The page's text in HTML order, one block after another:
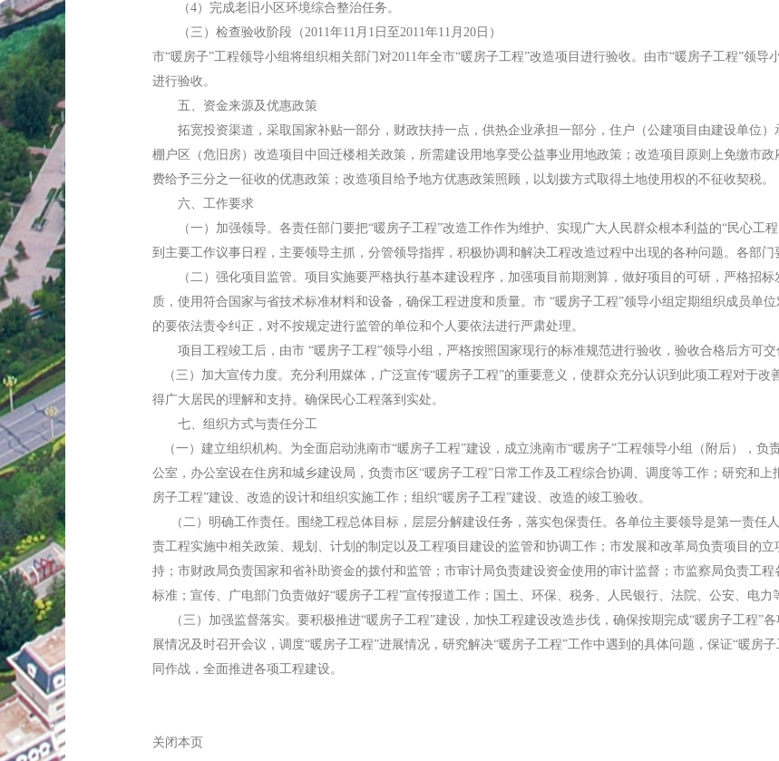
（4）完成老旧小区环境综合整治任务。
（三）检查验收阶段（2011年11月1日至2011年11月20日）
市“暖房子”工程领导小组将组织相关部门对2011年全市“暖房子工程”改造项目进行验收。由市“暖房子工程”领
进行验收。
五、资金来源及优惠政策
拓宽投资渠道，采取国家补贴一部分，财政扶持一点，供热企业承担一部分，住户（公建项目由建设单位）
棚户区（危旧房）改造项目中回迁楼相关政策，所需建设用地享受公益事业用地政策；改造项目原则上免缴市
费给予三分之一征收的优惠政策；改造项目给予地方优惠政策照顾，以划拨方式取得土地使用权的不征收契税。
六、工作要求
（一）加强领导。各责任部门要把“暖房子工程”改造工作作为维护、实现广大人民群众根本利益的“民心工程
到主要工作议事日程，主要领导主抓，分管领导指挥，积极协调和解决工程改造过程中出现的各种问题。各部门
（二）强化项目监管。项目实施要严格执行基本建设程序，加强项目前期测算，做好项目的可研，严格招标
质，使用符合国家与省技术标准材料和设备，确保工程进度和质量。市 “暖房子工程”领导小组定期组织成员单
的要依法责令纠正，对不按规定进行监管的单位和个人要依法进行严肃处理。
项目工程竣工后，由市 “暖房子工程”领导小组，严格按照国家现行的标准规范进行验收，验收合格后方可交
（三）加大宣传力度。充分利用媒体，广泛宣传“暖房子工程”的重要意义，使群众充分认识到此项工程对于
得广大居民的理解和支持。确保民心工程落到实处。
七、组织方式与责任分工
（一）建立组织机构。为全面启动洮南市“暖房子工程”建设，成立洮南市“暖房子”工程领导小组（附后），负
公室，办公室设在住房和城乡建设局，负责市区“暖房子工程”日常工作及工程综合协调、调度等工作；研究和上
房子工程”建设、改造的设计和组织实施工作；组织“暖房子工程”建设、改造的竣工验收。
（二）明确工作责任。围绕工程总体目标，层层分解建设任务，落实包保责任。各单位主要领导是第一责任
责工程实施中相关政策、规划、计划的制定以及工程项目建设的监管和协调工作；市发展和改革局负责项目的
持；市财政局负责国家和省补助资金的拨付和监管；市审计局负责建设资金使用的审计监督；市监察局负责工
标准；宣传、广电部门负责做好“暖房子工程”宣传报道工作；国土、环保、税务、人民银行、法院、公安、电力
（三）加强监督落实。要积极推进“暖房子工程”建设，加快工程建设改造步伐，确保按期完成“暖房子工程”
展情况及时召开会议，调度“暖房子工程”进展情况，研究解决“暖房子工程”工作中遇到的具体问题，保证“暖房
同作战，全面推进各项工程建设。
关闭本页